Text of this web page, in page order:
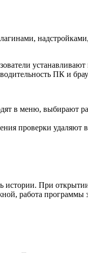
ПК и
в меню, выбирают
проверки
истории. При
работа программы